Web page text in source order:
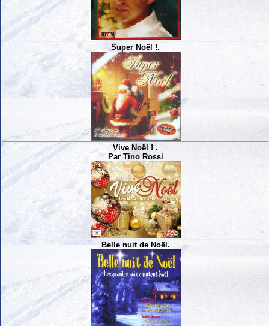
Super Noël !.
Vive Noël ! .
Par Tino Rossi
Belle nuit de Noël.